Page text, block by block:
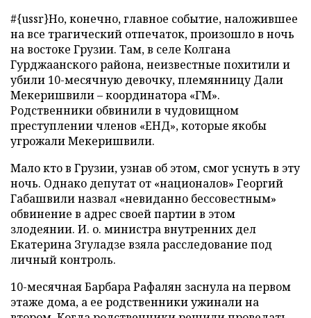
#{ussr}Но, конечно, главное событие, наложившее
на все трагический отпечаток, произошло в ночь
на востоке Грузии. Там, в селе Колгана
Гурджаанского района, неизвестные похитили и
убили 10-месячную девочку, племянницу Дали
Мекеришвили – координатора «ГМ».
Родственники обвинили в чудовищном
преступлении членов «ЕНД», которые якобы
угрожали Мекеришвили.
Мало кто в Грузии, узнав об этом, смог уснуть в эту
ночь. Однако депутат от «националов» Георгий
Габашвили назвал «невиданно бессовестным»
обвинение в адрес своей партии в этом
злодеянии. И. о. министра внутренних дел
Екатерина Згуладзе взяла расследование под
личный контроль.
10-месячная Барбара Рафалян заснула на первом
этаже дома, а ее родственники ужинали на